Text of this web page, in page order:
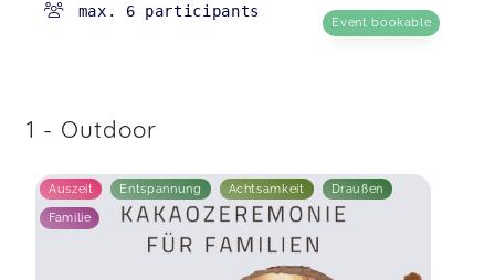
max. 6 participants
Event bookable
1 - Outdoor
Auszeit Entspannung Achtsamkeit Draußen
Familie